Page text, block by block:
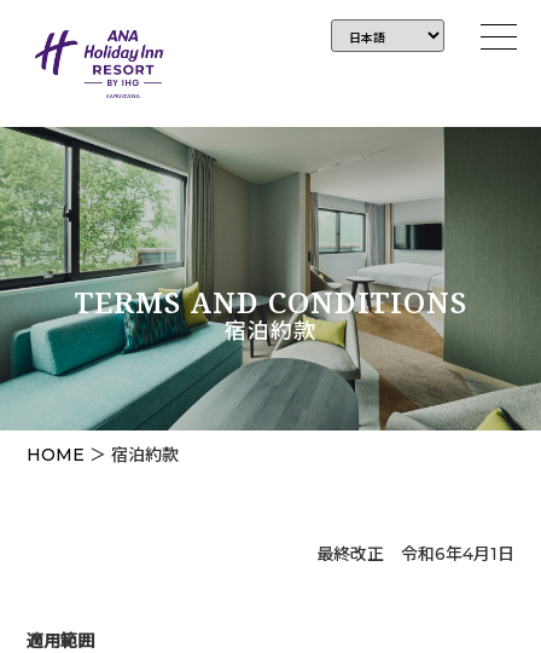
TERMS AND CONDITIONS
宿泊約款
HOME ＞ 宿泊約款
最終改正 令和6年4月1日
適用範囲